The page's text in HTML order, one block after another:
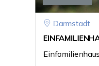
Darmstadt
Einfamilienhaus